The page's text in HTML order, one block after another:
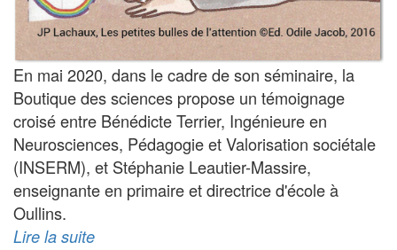
En mai 2020, dans le cadre de son séminaire, la
Boutique des sciences propose un témoignage
croisé entre Bénédicte Terrier, Ingénieure en
Neurosciences, Pédagogie et Valorisation sociétale
(INSERM), et Stéphanie Leautier-Massire,
enseignante en primaire et directrice d'école à
Oullins.
Lire la suite